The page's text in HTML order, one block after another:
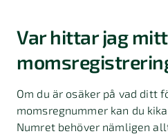
Var hittar jag mitt
Om du är osäker på vad ditt
momsregnummer kan du
Numret behöver nämligen